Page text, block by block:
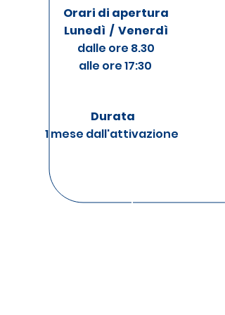
Orari di apertura
Lunedì / Venerdì
dalle ore 8.30
alle ore 17:30
Durata
1 mese dall'attivazione